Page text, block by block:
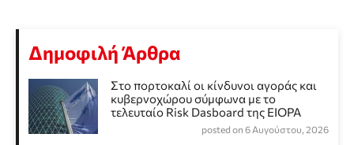
Δημοφιλή Άρθρα
Στο πορτοκαλί οι κίνδυνοι αγοράς και
κυβερνοχώρου σύμφωνα με το
τελευταίο Risk Dasboard της EIOPA
posted on 6 Αυγούστου, 2026